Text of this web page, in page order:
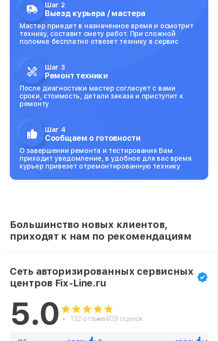
Шаг 2
Выезд курьера / мастера
Мастер приедет в назначенное время и осмотрит
технику, составит смету работ. При сложной
поломке бесплатно отвезет технику в сервис
Шаг 3
Ремонт техники
После диагностики мастер согласует с вами
сроки, стоимость, детали заказа и приступит к
ремонту
Шаг 4
Сообщаем о готовности
О завершении ремонта и тестирования Вам
приходит уведомление, в удобное для вас время
курьер привезет отремонтированную технику
Большинство новых клиентов,
приходят к нам по рекомендациям
Сеть авторизированных сервисных
центров Fix-Line.ru
5.0 132 отзыва409 оценок